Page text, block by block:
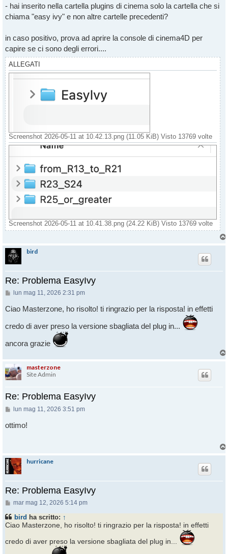
- hai inserito nella cartella plugins di cinema solo la cartella che si
chiama "easy ivy" e non altre cartelle precedenti?
in caso positivo, prova ad aprire la console di cinema4D per
capire se ci sono degli errori....
ALLEGATI
Screenshot 2026-05-11 at 10.42.13.png (11.05 KiB) Visto 13769 volte
Screenshot 2026-05-11 at 10.41.38.png (24.22 KiB) Visto 13769 volte
bird
Re: Problema EasyIvy
Messaggio
lun mag 11, 2026 2:31 pm
Ciao Masterzone, ho risolto! ti ringrazio per la risposta! in effetti
credo di aver preso la versione sbagliata del plug in...
ancora grazie
masterzone
Site Admin
Re: Problema EasyIvy
Messaggio
lun mag 11, 2026 3:51 pm
ottimo!
hurricane
Re: Problema EasyIvy
Messaggio
mar mag 12, 2026 5:14 pm
bird ha scritto: ↑
Ciao Masterzone, ho risolto! ti ringrazio per la risposta! in effetti
credo di aver preso la versione sbagliata del plug in...